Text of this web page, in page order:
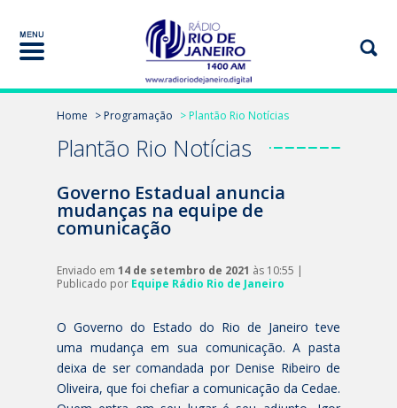
Home > Programação > Plantão Rio Notícias
Plantão Rio Notícias
Governo Estadual anuncia
mudanças na equipe de
comunicação
Enviado em 14 de setembro de 2021 às 10:55 |
Publicado por Equipe Rádio Rio de Janeiro
O Governo do Estado do Rio de Janeiro teve
uma mudança em sua comunicação. A pasta
deixa de ser comandada por Denise Ribeiro de
Oliveira, que foi chefiar a comunicação da Cedae.